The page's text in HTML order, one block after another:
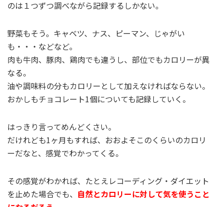
のは１つずつ調べながら記録するしかない。
野菜もそう。キャベツ、ナス、ピーマン、じゃがい
も・・・などなど。
肉も牛肉、豚肉、鶏肉でも違うし、部位でもカロリーが異
なる。
油や調味料の分もカロリーとして加えなければならない。
おかしもチョコレート1個についても記録していく。
はっきり言ってめんどくさい。
だけれども1ヶ月もすれば、おおよそこのくらいのカロリ
ーだなと、感覚でわかってくる。
その感覚がわかれば、たとえレコーディング・ダイエット
を止めた場合でも、 自然とカロリーに対して気を使うこと